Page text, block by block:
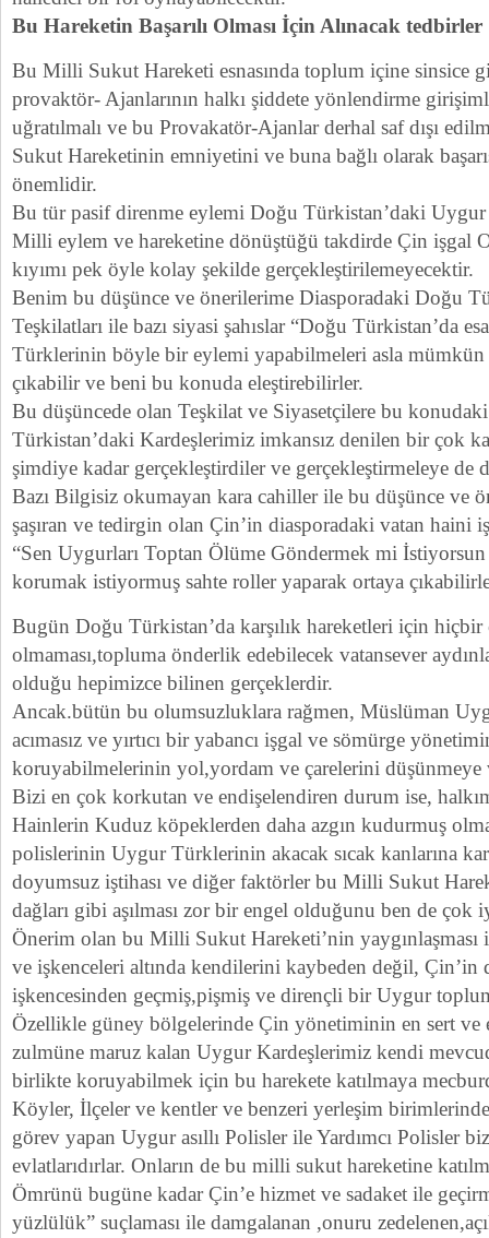
Bu Hareketin Başarılı Olması İçin Alınacak tedbirler
Bu Milli Sukut Hareketi esnasında toplum içine sinsice
provaktör- Ajanlarının halkı şiddete yönlendirme
uğratılmalı ve bu Provakatör-Ajanlar derhal saf dışı
Sukut Hareketinin emniyetini ve buna bağlı olarak
önemlidir.
Bu tür pasif direnme eylemi Doğu Türkistan’daki
Milli eylem ve hareketine dönüştüğü takdirde Çin işgal
kıyımı pek öyle kolay şekilde gerçekleştirilemeyecektir.
Benim bu düşünce ve önerilerime Diasporadaki Doğu
Teşkilatları ile bazı siyasi şahıslar “Doğu Türkistan’da
Türklerinin böyle bir eylemi yapabilmeleri asla mümkün
çıkabilir ve beni bu konuda eleştirebilirler.
Bu düşüncede olan Teşkilat ve Siyasetçilere bu
Türkistan’daki Kardeşlerimiz imkansız denilen bir çok
şimdiye kadar gerçekleştirdiler ve gerçekleştirmeleye de
Bazı Bilgisiz okumayan kara cahiller ile bu düşünce ve
şaşıran ve tedirgin olan Çin’in diasporadaki vatan haini
“Sen Uygurları Toptan Ölüme Göndermek mi
korumak istiyormuş sahte roller yaparak ortaya
Bugün Doğu Türkistan’da karşılık hareketleri için
olmaması,topluma önderlik edebilecek vatansever
olduğu hepimizce bilinen gerçeklerdir.
Ancak.bütün bu olumsuzluklara rağmen, Müslüman
acımasız ve yırtıcı bir yabancı işgal ve sömürge
koruyabilmelerinin yol,yordam ve çarelerini düşünmeye
Bizi en çok korkutan ve endişelendiren durum ise,
Hainlerin Kuduz köpeklerden daha azgın kudurmuş
polislerinin Uygur Türklerinin akacak sıcak kanlarına
doyumsuz iştihası ve diğer faktörler bu Milli Sukut
dağları gibi aşılması zor bir engel olduğunu ben de
Önerim olan bu Milli Sukut Hareketi’nin yaygınlaşması
ve işkenceleri altında kendilerini kaybeden değil, Çin’in
işkencesinden geçmiş,pişmiş ve dirençli bir Uygur
Özellikle güney bölgelerinde Çin yönetiminin en sert ve
zulmüne maruz kalan Uygur Kardeşlerimiz kendi
birlikte koruyabilmek için bu harekete katılmaya
Köyler, İlçeler ve kentler ve benzeri yerleşim
görev yapan Uygur asıllı Polisler ile Yardımcı Polisler
evlatlarıdırlar. Onların de bu milli sukut hareketine
Ömrünü bugüne kadar Çin’e hizmet ve sadaket ile
yüzlülük” suçlaması ile damgalanan ,onuru